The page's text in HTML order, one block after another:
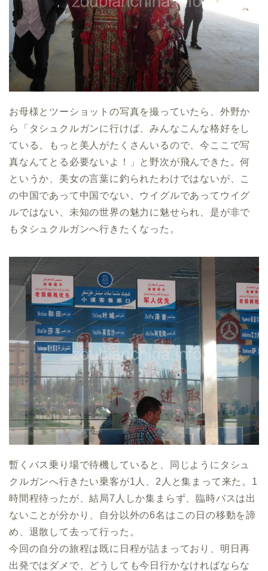
お母様とツーショットの写真を撮っていたら、外野か
ら「タシュクルガンに行けば、みんなこんな格好をし
ている、もっと美人がたくさんいるので、今ここで写
真なんてとる必要ないよ！」と野次が飛んできた。何
というか、美女の言葉に釣られたわけではないが、こ
の中国であって中国でない、ウイグルであってウイグ
ルではない、未知の世界の魅力に魅せられ、是が非で
もタシュクルガンへ行きたくなった。
暫くバス乗り場で待機していると、同じようにタシュ
クルガンへ行きたい乗客が1人、2人と集まって来た。1
時間程待ったが、結局7人しか集まらず、臨時バスは出
ないことが分かり、自分以外の6名はこの日の移動を諦
め、退散して去って行った。
今回の自分の旅程は既に日程が詰まっており、明日再
出発ではダメで、どうしても今日行かなければならな